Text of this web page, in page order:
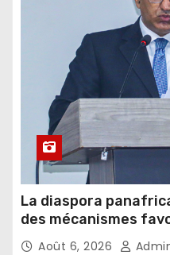
La diaspora
des mécanismes
l’investissement
Août 6, 2026